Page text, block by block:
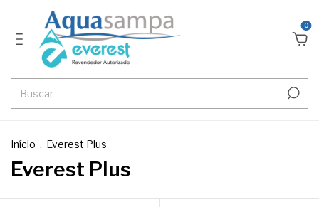
0
Início . Everest Plus
Everest Plus